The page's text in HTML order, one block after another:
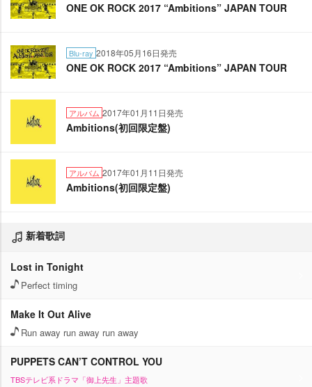
ONE OK ROCK 2017 “Ambitions” JAPAN TOUR
Blu-ray 2018年05月16日発売
ONE OK ROCK 2017 “Ambitions” JAPAN TOUR
アルバム 2017年01月11日発売
Ambitions(初回限定盤)
アルバム 2017年01月11日発売
Ambitions(初回限定盤)
新着歌詞
Lost in Tonight
Perfect timing
Make It Out Alive
Run away run away run away
PUPPETS CAN’T CONTROL YOU
TBSテレビ系ドラマ「御上先生」主題歌